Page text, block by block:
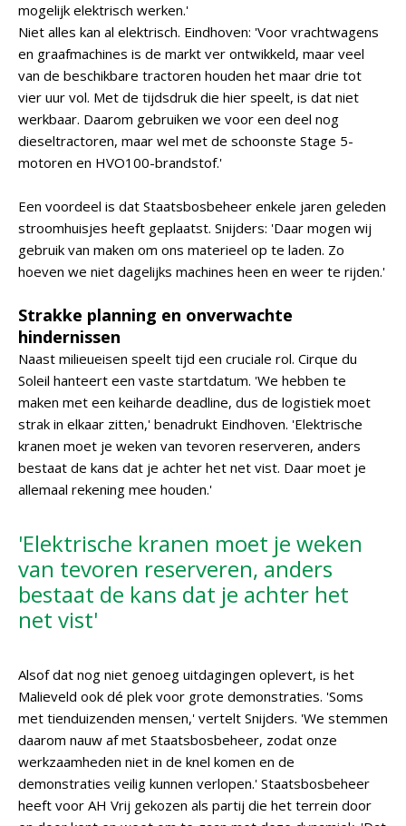
mogelijk elektrisch werken.'
Niet alles kan al elektrisch. Eindhoven: 'Voor vrachtwagens
en graafmachines is de markt ver ontwikkeld, maar veel
van de beschikbare tractoren houden het maar drie tot
vier uur vol. Met de tijdsdruk die hier speelt, is dat niet
werkbaar. Daarom gebruiken we voor een deel nog
dieseltractoren, maar wel met de schoonste Stage 5-
motoren en HVO100-brandstof.'
Een voordeel is dat Staatsbosbeheer enkele jaren geleden
stroomhuisjes heeft geplaatst. Snijders: 'Daar mogen wij
gebruik van maken om ons materieel op te laden. Zo
hoeven we niet dagelijks machines heen en weer te rijden.'
Strakke planning en onverwachte
hindernissen
Naast milieueisen speelt tijd een cruciale rol. Cirque du
Soleil hanteert een vaste startdatum. 'We hebben te
maken met een keiharde deadline, dus de logistiek moet
strak in elkaar zitten,' benadrukt Eindhoven. 'Elektrische
kranen moet je weken van tevoren reserveren, anders
bestaat de kans dat je achter het net vist. Daar moet je
allemaal rekening mee houden.'
'Elektrische kranen moet je weken
van tevoren reserveren, anders
bestaat de kans dat je achter het
net vist'
Alsof dat nog niet genoeg uitdagingen oplevert, is het
Malieveld ook dé plek voor grote demonstraties. 'Soms
met tienduizenden mensen,' vertelt Snijders. 'We stemmen
daarom nauw af met Staatsbosbeheer, zodat onze
werkzaamheden niet in de knel komen en de
demonstraties veilig kunnen verlopen.' Staatsbosbeheer
heeft voor AH Vrij gekozen als partij die het terrein door